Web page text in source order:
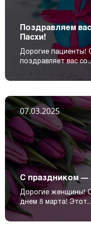
Поздравляем
Пасхи!
Дорогие пациенты!
поздравляет вас
07.03.2025
С праздником —
Дорогие женщины!
днем 8 марта!